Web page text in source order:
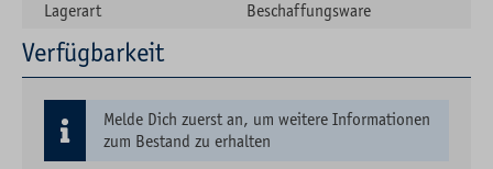
Lagerart
Beschaffungsware
Verfügbarkeit
Melde Dich zuerst an, um weitere Informationen
zum Bestand zu erhalten